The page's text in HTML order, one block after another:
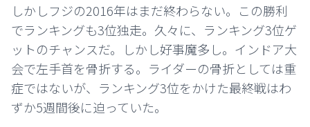
しかしフジの2016年はまだ終わらない。この勝利
でランキングも3位独走。久々に、ランキング3位ゲ
ットのチャンスだ。しかし好事魔多し。インドア大
会で左手首を骨折する。ライダーの骨折としては重
症ではないが、ランキング3位をかけた最終戦はわ
ずか5週間後に迫っていた。